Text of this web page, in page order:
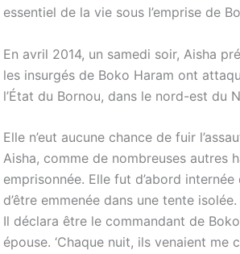
essentiel de la vie sous l’emprise de
En avril 2014, un samedi soir, Aisha
les insurgés de Boko Haram ont
l’État du Bornou, dans le nord-est du
Elle n’eut aucune chance de fuir
Aisha, comme de nombreuses autres
emprisonnée. Elle fut d’abord
d’être emmenée dans une tente
Il déclara être le commandant de
épouse. ‘Chaque nuit, ils venaient me